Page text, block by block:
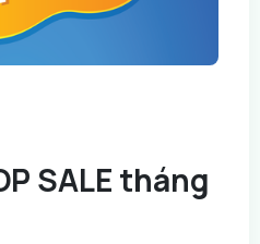
SALE tháng